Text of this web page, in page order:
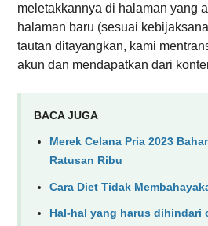
meletakkannya di halaman yang
halaman baru (sesuai
tautan ditayangkan, kami
akun dan mendapatkan dari
BACA JUGA
Merek Celana Pria 2023
Ratusan Ribu
Cara Diet Tidak
Hal-hal yang harus dihindari